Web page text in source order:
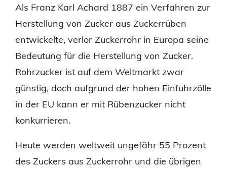
Als Franz Karl Achard 1887 ein Verfahren zur
Herstellung von Zucker aus Zuckerrüben
entwickelte, verlor Zuckerrohr in Europa seine
Bedeutung für die Herstellung von Zucker.
Rohrzucker ist auf dem Weltmarkt zwar
günstig, doch aufgrund der hohen Einfuhrzölle
in der EU kann er mit Rübenzucker nicht
konkurrieren.
Heute werden weltweit ungefähr 55 Prozent
des Zuckers aus Zuckerrohr und die übrigen